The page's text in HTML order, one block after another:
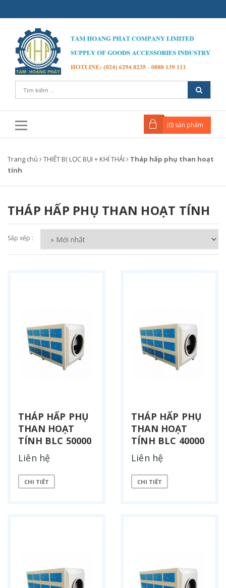
(0) sản phẩm
Trang chủ THIẾT BỊ LỌC BỤI + KHÍ THẢI
Tháp hấp phụ than hoạt
tính
THÁP HẤP PHỤ THAN HOẠT TÍNH
Sắp xếp :
THÁP HẤP PHỤ
THAN HOẠT
TÍNH BLC 50000
Liên hệ
CHI TIẾT
THÁP HẤP PHỤ
THAN HOẠT
TÍNH BLC 40000
Liên hệ
CHI TIẾT